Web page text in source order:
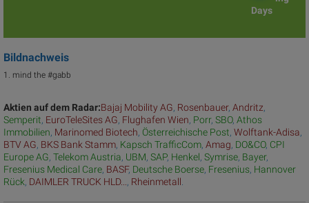
Days
Bildnachweis
1. mind the #gabb
Aktien auf dem Radar:Bajaj Mobility AG, Rosenbauer, Andritz,
Semperit, EuroTeleSites AG, Flughafen Wien, Porr, SBO, Athos
Immobilien, Marinomed Biotech, Österreichische Post, Wolftank-Adisa,
BTV AG, BKS Bank Stamm, Kapsch TrafficCom, Amag, DO&CO, CPI
Europe AG, Telekom Austria, UBM, SAP, Henkel, Symrise, Bayer,
Fresenius Medical Care, BASF, Deutsche Boerse, Fresenius, Hannover
Rück, DAIMLER TRUCK HLD... , Rheinmetall